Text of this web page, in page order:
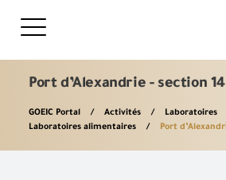
Port d’Alexandrie - section 14
GOEIC Portal Activités
Laboratoires
Laboratoires alimentaires
Port